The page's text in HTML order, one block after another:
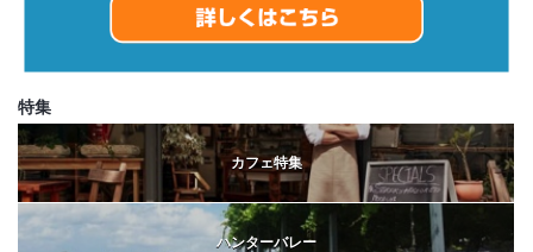
特集
カフェ特集
ハンターバレー